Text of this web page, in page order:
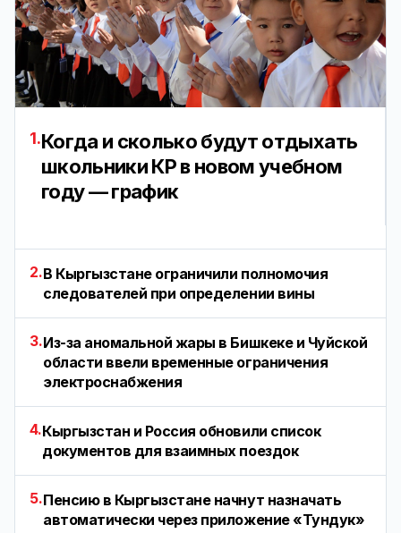
1.Когда и сколько будут отдыхать
школьники КР в новом учебном
году — график
2.В Кыргызстане ограничили полномочия
следователей при определении вины
3.Из-за аномальной жары в Бишкеке и Чуйской
области ввели временные ограничения
электроснабжения
4.Кыргызстан и Россия обновили список
документов для взаимных поездок
5.Пенсию в Кыргызстане начнут назначать
автоматически через приложение «Тундук»